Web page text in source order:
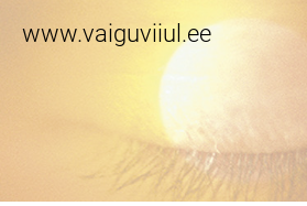
www.vaiguviiul.ee